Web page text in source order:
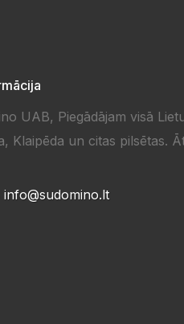
UAB, Piegādājam visā
Klaipēda un citas pilsētas.
info@sudomino.lt